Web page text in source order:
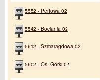
5552 - Perłowa 02
5542 - Bociania 02
5612 - Szmaragdowa 02
5602 - Os. Górki 02